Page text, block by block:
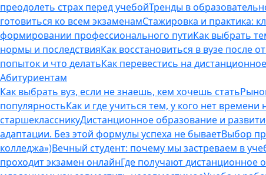
преодолеть страх перед учебойТренды в
готовиться ко всем экзаменамСтажировка и практика:
формировании профессионального путиКак выбрать
нормы и последствияКак восстановиться в вузе после
попыток и что делатьКак перевестись на
Абитуриентам
Как выбрать вуз, если не знаешь, кем хочешь стать
популярностьКак и где учиться тем, у кого нет времени
старшеклассникуДистанционное образование и
адаптации. Без этой формулы успеха не бываетВыбор
колледжа»)Вечный студент: почему мы застреваем в
проходит экзамен онлайнГде получают дистанционное